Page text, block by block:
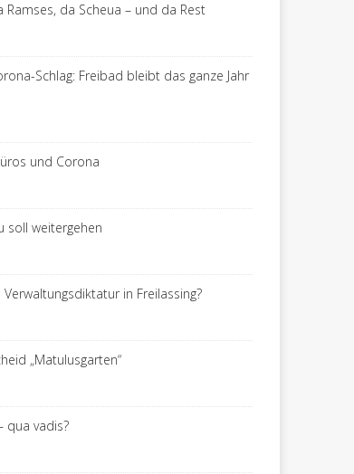
Ramses, da Scheua – und da Rest
Schlag: Freibad bleibt das ganze Jahr
und Corona
soll weitergehen
in Freilassing?
„Matulusgarten“
qua vadis?